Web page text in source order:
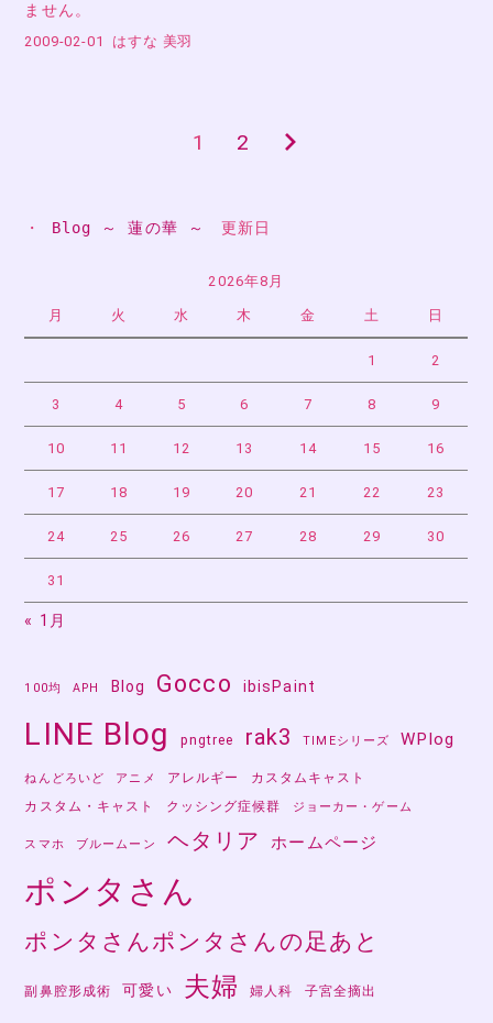
ません。
2009-02-01 はすな 美羽
ペ
ジ
送
り
1 2
次
・ Blog ～ 蓮の華 ～ 更新日
2026年8月
月 火 水 木 金 土 日
1 2
3 4 5 6 7 8 9
10 11 12 13 14 15 16
17 18 19 20 21 22 23
24 25 26 27 28 29 30
31
« 1月
100均 APH Blog Gocco ibisPaint
LINE Blog pngtree rak3 TIMEシリーズ WPlog
ねんどろいど アニメ アレルギー
カスタムキャスト
カスタム・キャスト
クッシング症候群 ジョーカー・ゲーム
スマホ ブルームーン ヘタリア ホームページ
ポンタさん
ポンタさんポンタさんの足あと
副鼻腔形成術 可愛い 夫婦 婦人科 子宮全摘出